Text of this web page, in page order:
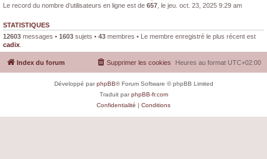
Le record du nombre d’utilisateurs en ligne est de 657 , le jeu. oct. 23, 2025 9:29 am
STATISTIQUES
12603 messages • 1603 sujets • 43 membres • Le membre enregistré le plus récent est
cadix
Index du forum Heures au format UTC+02:00
Supprimer les cookies
Développé parphpBB® Forum Software © phpBB Limited
Traduit parphpBB-fr.com
Confidentialité | Conditions